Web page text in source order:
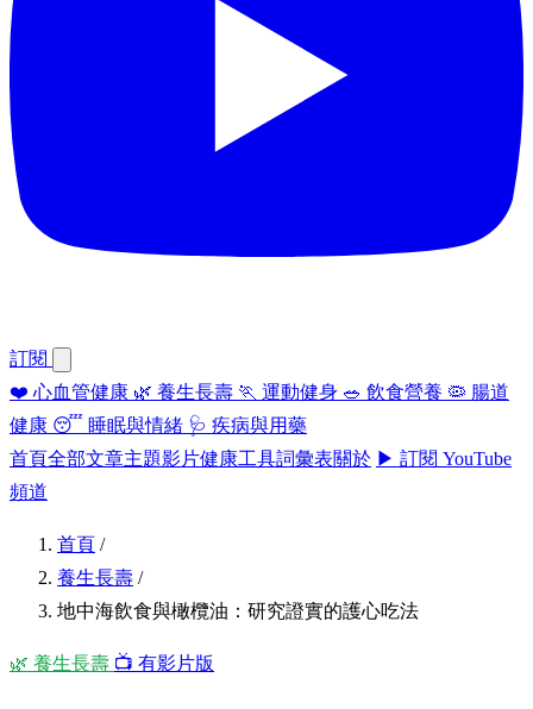
訂閱
❤️ 心血管健康 🌿 養生長壽 🏃 運動健身 🥗 飲食營養 🦠 腸道
健康 😴 睡眠與情緒 🩺 疾病與用藥
首頁全部文章主題影片健康工具詞彙表關於 ▶ 訂閱 YouTube
頻道
首頁 /
養生長壽 /
地中海飲食與橄欖油：研究證實的護心吃法
🌿 養生長壽 📺 有影片版